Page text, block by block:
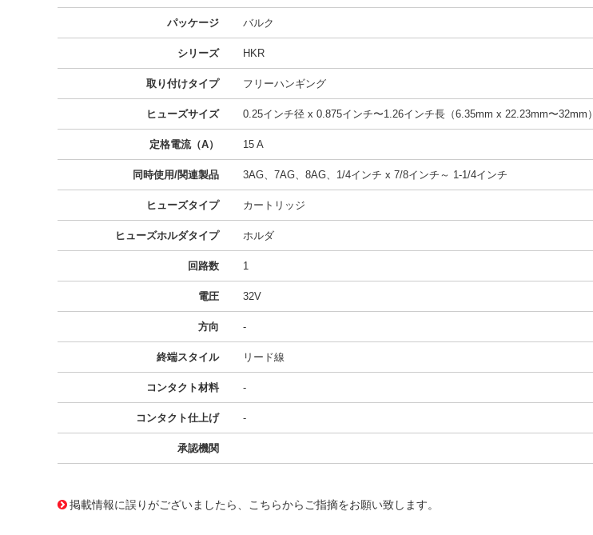
パッケージ バルク
シリーズ HKR
取り付けタイプ フリーハンギング
ヒューズサイズ 0.25インチ径 x 0.875インチ〜1.26インチ長（6.35mm x 22.23mm〜32mm）
定格電流（A） 15 A
同時使用/関連製品 3AG、7AG、8AG、1/4インチ x 7/8インチ～ 1-1/4インチ
ヒューズタイプ カートリッジ
ヒューズホルダタイプ ホルダ
回路数 1
電圧 32V
方向 -
終端スタイル リード線
コンタクト材料 -
コンタクト仕上げ -
承認機関
掲載情報に誤りがございましたら、こちらからご指摘をお願い致します。